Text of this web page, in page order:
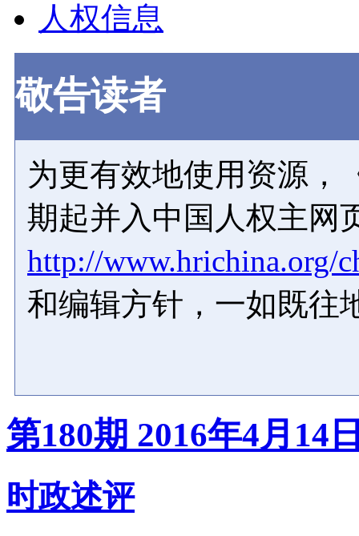
人权信息
敬告读者
为更有效地使用资源，
期起并入中国人权主网
http://www.hrichina.org/
和编辑方针，一如既往
第180期 2016年4月14
时政述评